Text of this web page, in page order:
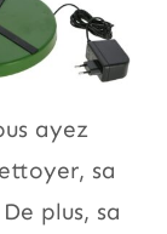
ayez
sa
plus, sa